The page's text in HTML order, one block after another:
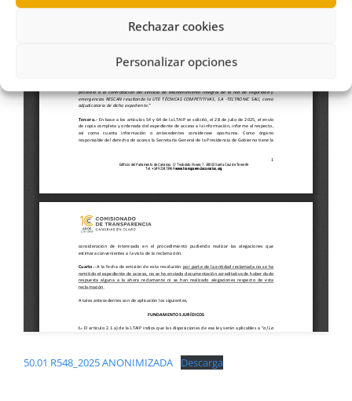
Rechazar cookies
Personalizar opciones
50.01 R548_2025 ANONIMIZADA Descarga